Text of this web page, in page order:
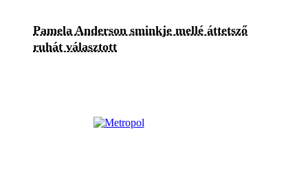
Pamela Anderson sminkje mellé áttetsző
ruhát választott